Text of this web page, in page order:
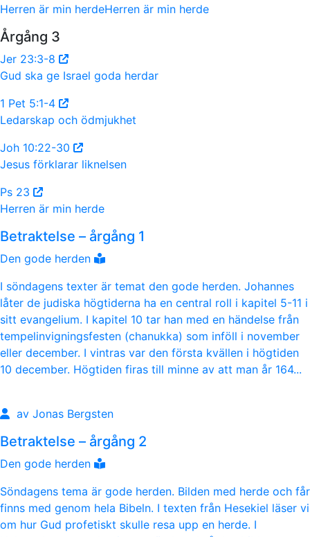
Herren är min herdeHerren är min herde
Årgång 3
Jer 23:3-8
Gud ska ge Israel goda herdar
1 Pet 5:1-4
Ledarskap och ödmjukhet
Joh 10:22-30
Jesus förklarar liknelsen
Ps 23
Herren är min herde
Betraktelse – årgång 1
Den gode herden
I söndagens texter är temat den gode herden. Johannes
låter de judiska högtiderna ha en central roll i kapitel 5-11 i
sitt evangelium. I kapitel 10 tar han med en händelse från
tempelinvigningsfesten (chanukka) som inföll i november
eller december. I vintras var den första kvällen i högtiden
10 december. Högtiden firas till minne av att man år 164...
av Jonas Bergsten
Betraktelse – årgång 2
Den gode herden
Söndagens tema är gode herden. Bilden med herde och får
finns med genom hela Bibeln. I texten från Hesekiel läser vi
om hur Gud profetiskt skulle resa upp en herde. I